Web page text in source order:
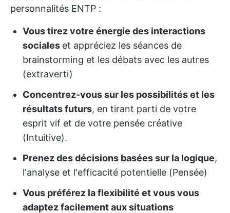
personnalités ENTP :
Vous tirez votre énergie des interactions
sociales et appréciez les séances de
brainstorming et les débats avec les autres
(extraverti)
Concentrez-vous sur les possibilités et les
résultats futurs, en tirant parti de votre
esprit vif et de votre pensée créative
(Intuitive).
Prenez des décisions basées sur la logique,
l'analyse et l'efficacité potentielle (Pensée)
Vous préférez la flexibilité et vous vous
adaptez facilement aux situations